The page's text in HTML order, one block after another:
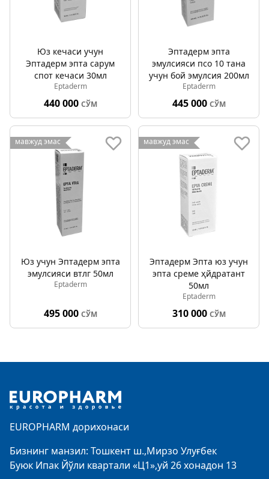
Юз кечаси учун
Эптадерм эпта сарум
спот кечаси 30мл
Eptaderm
440 000 СЎМ
Эптадерм эпта
эмулсияси псо 10 тана
учун бой эмулсия 200мл
Eptaderm
445 000 СЎМ
мавжуд эмас
Юз учун Эптадерм эпта
эмулсияси втлг 50мл
Eptaderm
495 000 СЎМ
мавжуд эмас
Эптадерм Эпта юз учун
эпта cреме ҳйдратант
50мл
Eptaderm
310 000 СЎМ
EUROPHARM дорихонаси
Бизнинг манзил: Тошкент ш.,Мирзо Улуғбек
Буюк Ипак Йўли квартали «Ц1»,уй 26 хонадон 13